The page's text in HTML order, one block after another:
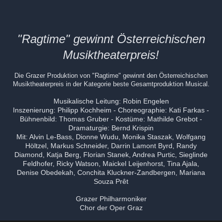
"Ragtime" gewinnt Österreichischen
Musiktheaterpreis!
Die Grazer Produktion von "Ragtime" gewinnt den Österreichischen
Musiktheaterpreis in der Kategorie beste Gesamtproduktion Musical.
Musikalische Leitung: Robin Engelen
Inszenierung: Philipp Kochheim - Choreographie: Kati Farkas -
Bühnenbild: Thomas Gruber - Kostüme: Mathilde Grebot -
Dramaturgie: Bernd Krispin
Mit: Alvin Le-Bass, Dionne Wudu, Monika Staszak, Wolfgang
Höltzel, Markus Schneider, Darrin Lamont Byrd, Randy
Diamond, Katja Berg, Florian Stanek, Andrea Purtic, Sieglinde
Feldhofer, Ricky Watson, Maickel Leijenhorst, Tina Ajala,
Denise Obedekah, Conchita Kluckner-Zandbergen, Mariana
Souza Prêt
Grazer Philharmoniker
Chor der Oper Graz